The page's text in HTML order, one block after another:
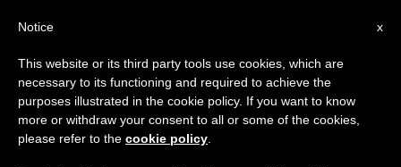
CHIESE LOCALI
x
Notice
This website or its third party tools use cookies, which are
necessary to its functioning and required to achieve the
purposes illustrated in the cookie policy. If you want to know
more or withdraw your consent to all or some of the cookies,
please refer to the cookie policy